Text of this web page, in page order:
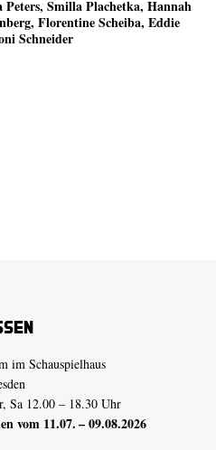
Peters, Smilla Plachetka, Hannah
Florentine Scheiba, Eddie
Schneider
im Schauspielhaus
Sa 12.00 – 18.30 Uhr
vom 11.07. – 09.08.2026